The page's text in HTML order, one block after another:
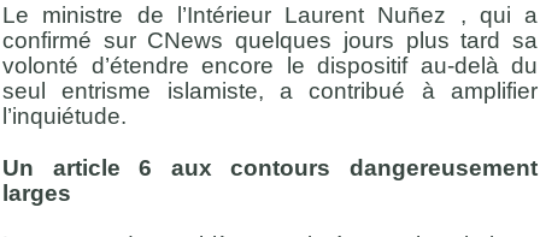
Le ministre de l’Intérieur Laurent Nuñez , qui a
confirmé sur CNews quelques jours plus tard sa
volonté d’étendre encore le dispositif au-delà du
seul entrisme islamiste, a contribué à amplifier
l’inquiétude.
Un article 6 aux contours dangereusement
larges